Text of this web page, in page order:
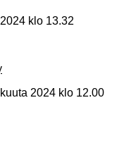
klo 13.32
2024 klo 12.00